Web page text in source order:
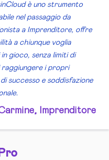
inCloud è uno strumento
nel passaggio da
a Imprenditore, offre
a chiunque voglia
gioco, senza limiti di
i propri
successo e soddisfazione
Imprenditore